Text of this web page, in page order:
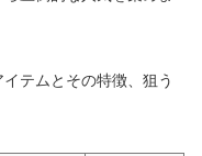
テムとその特徴、狙う